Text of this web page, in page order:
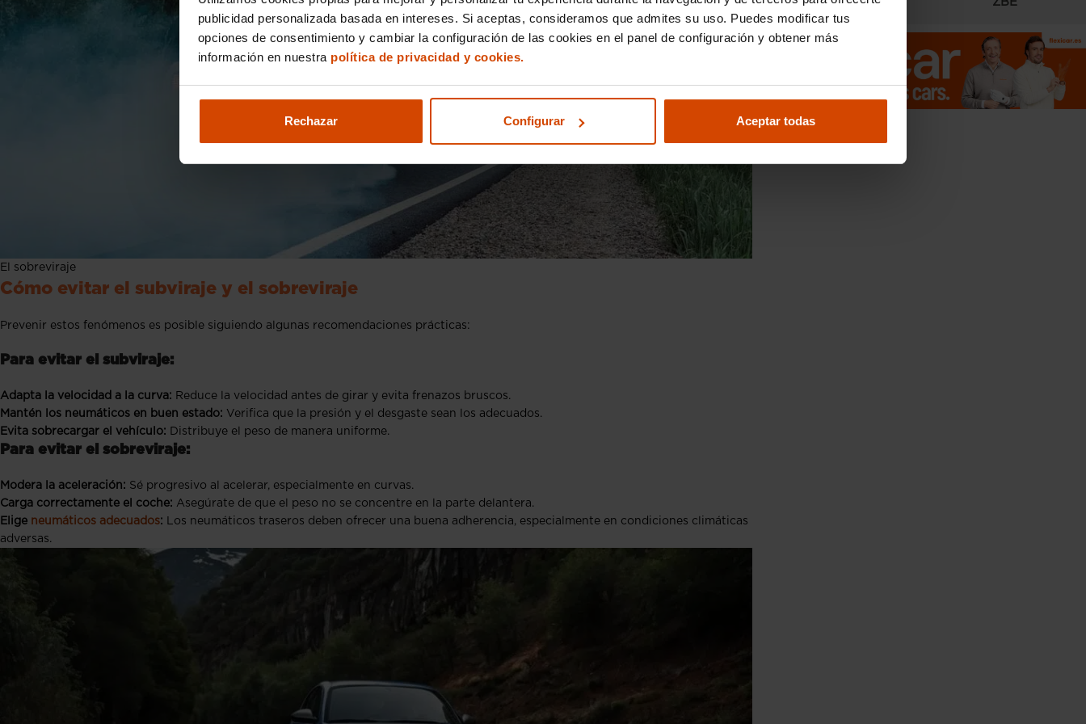
publicidad personalizada basada en intereses. Si aceptas, consideramos que admites su uso. Puedes modificar tus
opciones de consentimiento y cambiar la configuración de las cookies en el panel de configuración y obtener más
información en nuestra política de privacidad y cookies.
Rechazar Configurar Aceptar todas
El sobreviraje
Cómo evitar el subviraje y el sobreviraje
Prevenir estos fenómenos es posible siguiendo algunas recomendaciones prácticas:
Para evitar el subviraje:
Adapta la velocidad a la curva: Reduce la velocidad antes de girar y evita frenazos bruscos.
Mantén los neumáticos en buen estado: Verifica que la presión y el desgaste sean los adecuados.
Evita sobrecargar el vehículo: Distribuye el peso de manera uniforme.
Para evitar el sobreviraje:
Modera la aceleración: Sé progresivo al acelerar, especialmente en curvas.
Carga correctamente el coche: Asegúrate de que el peso no se concentre en la parte delantera.
Elige neumáticos adecuados: Los neumáticos traseros deben ofrecer una buena adherencia, especialmente en condiciones climáticas
adversas.